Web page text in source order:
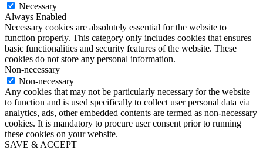
Necessary
Always Enabled
Necessary cookies are absolutely essential for the website to
function properly. This category only includes cookies that ensures
basic functionalities and security features of the website. These
cookies do not store any personal information.
Non-necessary
Non-necessary
Any cookies that may not be particularly necessary for the website
to function and is used specifically to collect user personal data via
analytics, ads, other embedded contents are termed as non-necessary
cookies. It is mandatory to procure user consent prior to running
these cookies on your website.
SAVE & ACCEPT